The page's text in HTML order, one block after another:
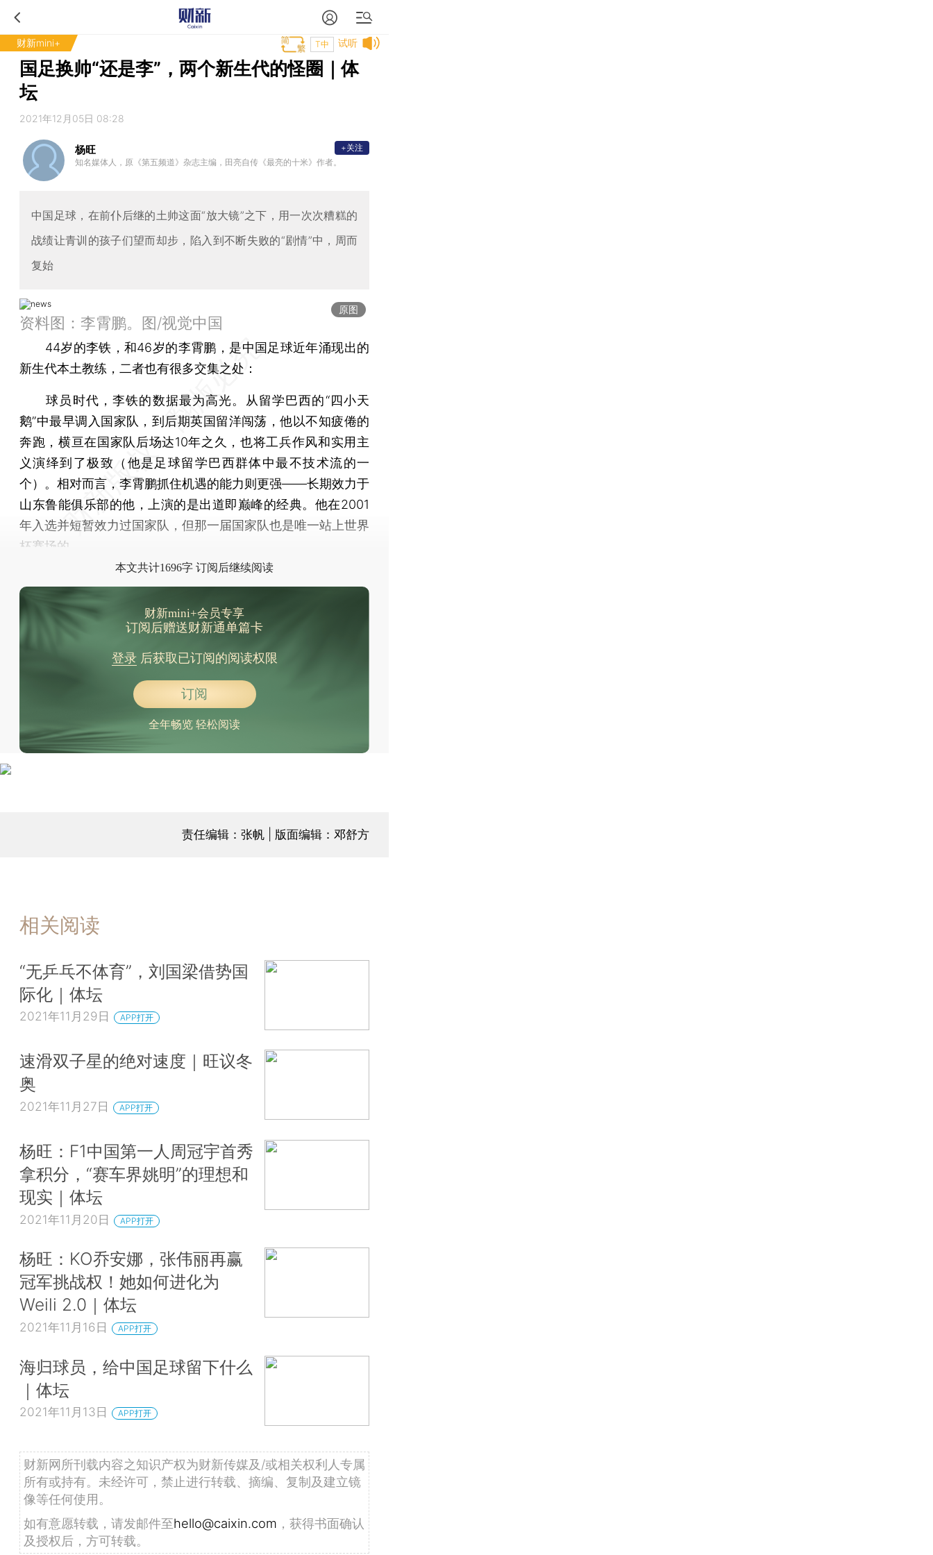
财新mini+ 试听
T中
国足换帅“还是李”，两个新生代的怪圈｜体
坛
2021年12月05日 08:28
杨旺
知名媒体人，原《第五频道》杂志主编，田亮自传《最亮的十米》作者。
+关注
中国足球，在前仆后继的土帅这面“放大镜”之下，用一次次糟糕的
战绩让青训的孩子们望而却步，陷入到不断失败的“剧情”中，周而
复始
原图
资料图：李霄鹏。图/视觉中国
44岁的李铁，和46岁的李霄鹏，是中国足球近年涌现出的
新生代本土教练，二者也有很多交集之处：
球员时代，李铁的数据最为高光。从留学巴西的“四小天
鹅”中最早调入国家队，到后期英国留洋闯荡，他以不知疲倦的
奔跑，横亘在国家队后场达10年之久，也将工兵作风和实用主
义演绎到了极致（他是足球留学巴西群体中最不技术流的一
个）。相对而言，李霄鹏抓住机遇的能力则更强——长期效力于
山东鲁能俱乐部的他，上演的是出道即巅峰的经典。他在2001
年入选并短暂效力过国家队，但那一届国家队也是唯一站上世界
杯赛场的。
本文共计1696字 订阅后继续阅读
财新mini+会员专享
订阅后赠送财新通单篇卡
登录后获取已订阅的阅读权限
订阅
全年畅览 轻松阅读
责任编辑：张帆 | 版面编辑：邓舒方
相关阅读
“无乒乓不体育”，刘国梁借势国
际化｜体坛
2021年11月29日 APP打开
速滑双子星的绝对速度｜旺议冬
奥
2021年11月27日 APP打开
杨旺：F1中国第一人周冠宇首秀
拿积分，“赛车界姚明”的理想和
现实｜体坛
2021年11月20日 APP打开
杨旺：KO乔安娜，张伟丽再赢
冠军挑战权！她如何进化为
Weili 2.0｜体坛
2021年11月16日 APP打开
海归球员，给中国足球留下什么
｜体坛
2021年11月13日 APP打开
财新网所刊载内容之知识产权为财新传媒及/或相关权利人专属
所有或持有。未经许可，禁止进行转载、摘编、复制及建立镜
像等任何使用。
如有意愿转载，请发邮件至hello@caixin.com ，获得书面确认
及授权后，方可转载。